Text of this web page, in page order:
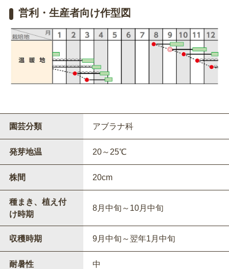
営利・生産者向け作型図
園芸分類 アブラナ科
発芽地温 20～25℃
株間 20cm
種まき、植え付
け時期
8月中旬～10月中旬
収穫時期 9月中旬～翌年1月中旬
耐暑性 中